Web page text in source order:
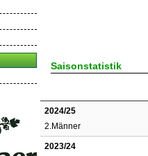
Saisonstatistik
2024/25
2.Männer
2023/24